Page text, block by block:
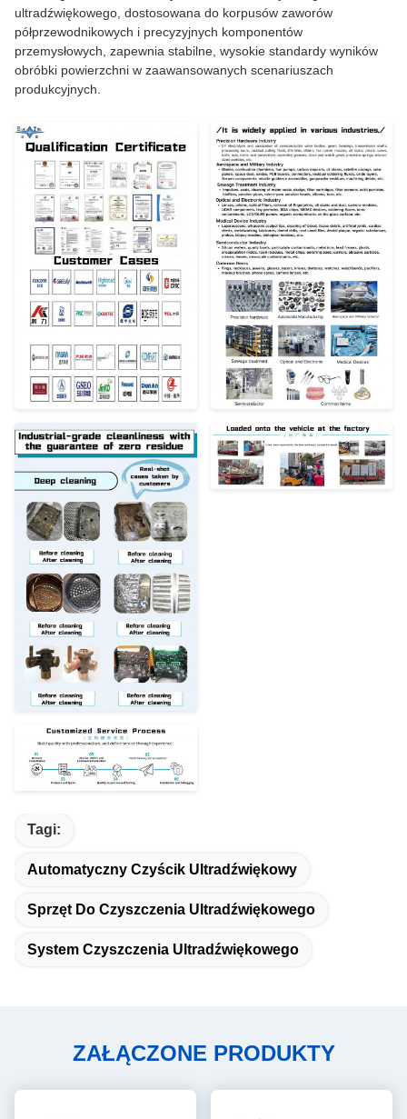
ultradźwiękowego, dostosowana do korpusów zaworów
półprzewodnikowych i precyzyjnych komponentów
przemysłowych, zapewnia stabilne, wysokie standardy wyników
obróbki powierzchni w zaawansowanych scenariuszach
produkcyjnych.
Tagi:
Automatyczny Czyścik Ultradźwiękowy
Sprzęt Do Czyszczenia Ultradźwiękowego
System Czyszczenia Ultradźwiękowego
ZAŁĄCZONE PRODUKTY